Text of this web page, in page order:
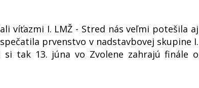
víťazmi I. LMŽ - Stred nás veľmi potešila aj
prvenstvo v nadstavbovej skupine I.
si tak 13. júna vo Zvolene zahrajú finále o